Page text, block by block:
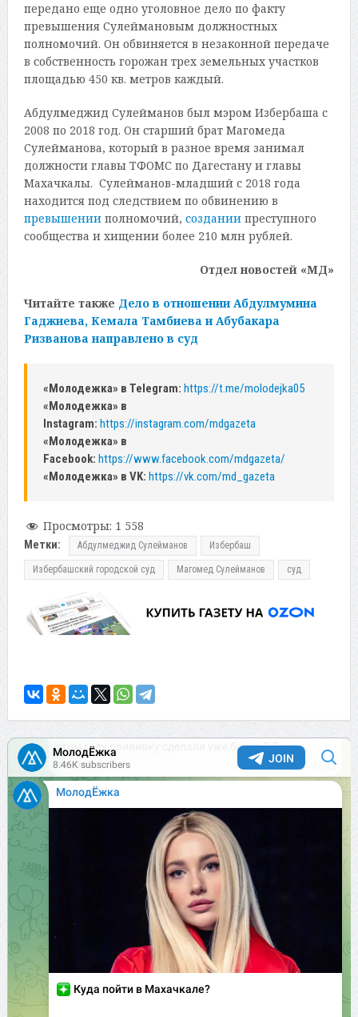
передано еще одно уголовное дело по факту
превышения Сулеймановым должностных
полномочий. Он обвиняется в незаконной передаче
в собственность горожан трех земельных участков
площадью 450 кв. метров каждый.
Абдулмеджид Сулейманов был мэром Избербаша с
2008 по 2018 год. Он старший брат Магомеда
Сулейманова, который в разное время занимал
должности главы ТФОМС по Дагестану и главы
Махачкалы. Сулейманов-младший с 2018 года
находится под следствием по обвинению в
превышенииполномочий, созданиипреступного
сообщества и хищении более 210 млн рублей.
Отдел новостей «МД»
Читайте также Дело в отношении Абдулмумина
Гаджиева, Кемала Тамбиева и Абубакара
Ризванова направлено в суд
«Молодежка» в Telegram: https://t.me/molodejka05
«Молодежка» в
Instagram: https://instagram.com/mdgazeta
«Молодежка» в
Facebook: https://www.facebook.com/mdgazeta/
«Молодежка» в VK: https://vk.com/md_gazeta
Просмотры: 1 558
Метки: Абдулмеджид Сулейманов Избербаш
Избербашский городской суд Магомед Сулейманов суд